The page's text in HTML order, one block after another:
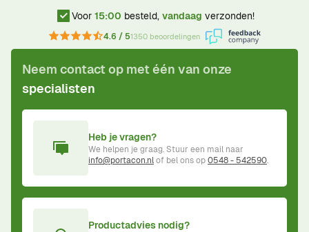
Voor 15:00 besteld, vandaag verzonden!
4.6 / 51350 beoordelingen
Neem contact op met één van onze
specialisten
Heb je vragen?
We helpen je graag. Stuur een mail naar
info@portacon.nlof bel ons op0548 - 542590.
Productadvies nodig?